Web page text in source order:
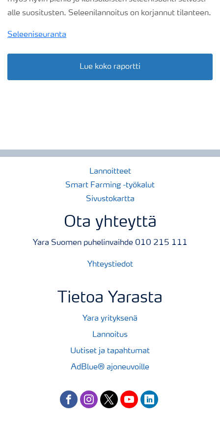
alle suositusten. Seleenilannoitus on korjannut tilanteen.
Seleeniseuranta
Lue koko raportti
Lannoitteet
Smart Farming -työkalut
Sivustokartta
Ota yhteyttä
Yara Suomen puhelinvaihde 010 215 111
Yhteystiedot
Tietoa Yarasta
Yara yrityksenä
Lannoitus
Uutiset ja tapahtumat
AdBlue® ajoneuvoille
facebookinstagram
twitteryoutubelinkedin